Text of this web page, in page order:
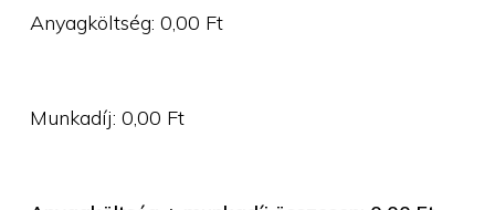
Anyagköltség:0,00 Ft
Munkadíj:0,00 Ft